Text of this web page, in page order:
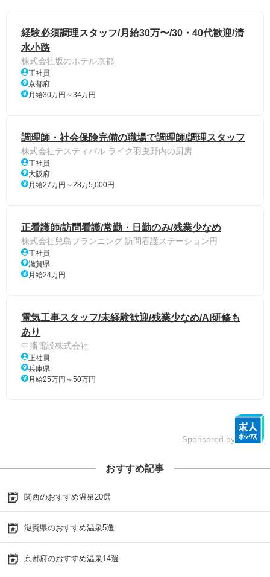
経験必須調理スタッフ/月給30万〜/30・40代歓迎/清
水小路
株式会社坂のホテル京都
正社員
京都府
月給30万円～34万円
調理師・社会保険完備の職場で調理師/調理スタッフ
株式会社テスティパル ライク羽曳野内の厨房
正社員
大阪府
月給27万円～28万5,000円
正看護師/訪問看護/常勤・日勤のみ/残業少なめ
株式会社兒島プランニング 訪問看護ステーション円
正社員
滋賀県
月給24万円
電気工事スタッフ/未経験歓迎/残業少なめ/AI研修も
あり
中播電設株式会社
正社員
兵庫県
月給25万円～50万円
Sponsored by
おすすめ記事
関西のおすすめ温泉20選
滋賀県のおすすめ温泉5選
京都府のおすすめ温泉14選